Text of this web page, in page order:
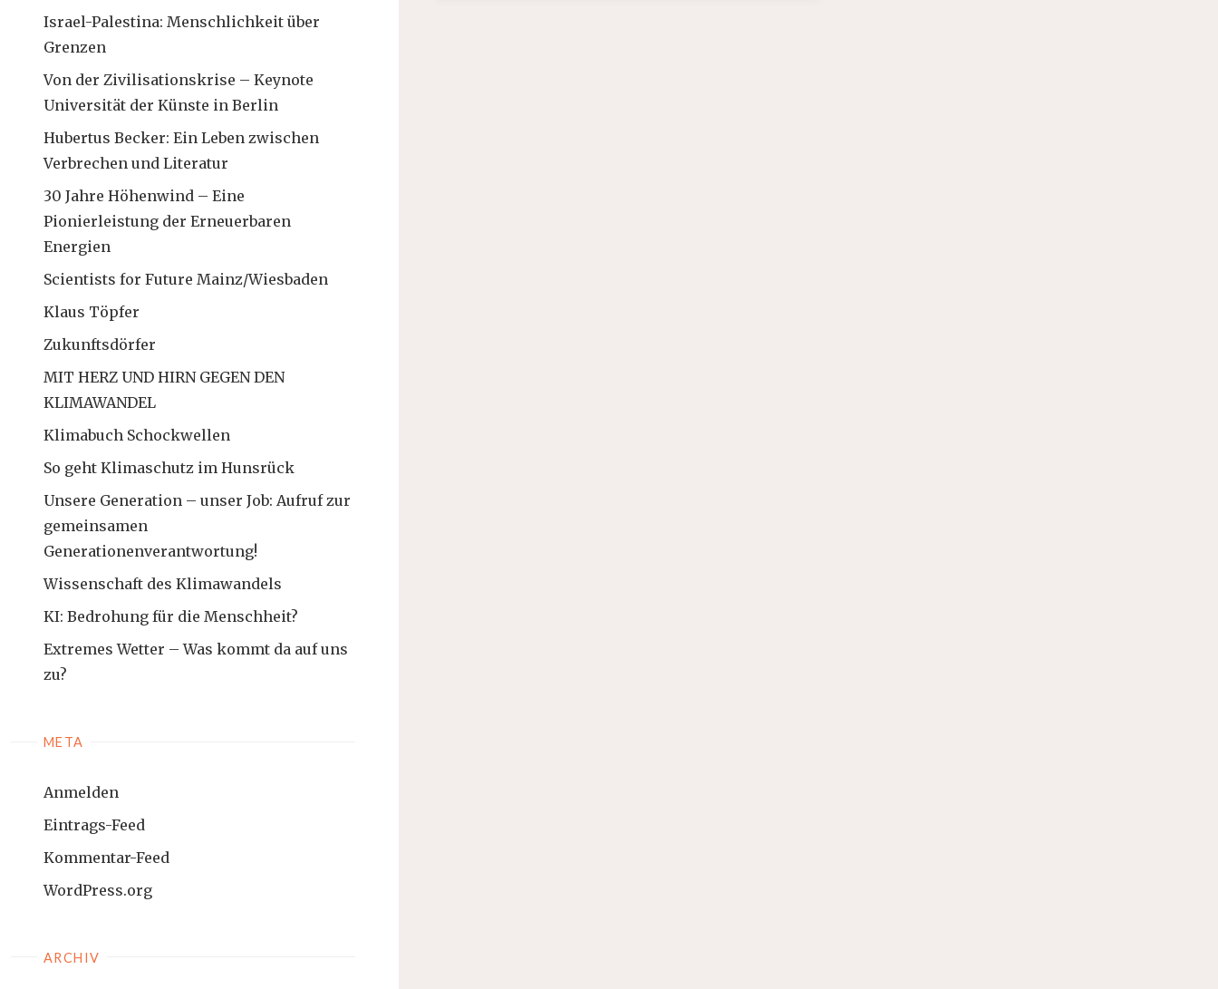
Israel-Palestina: Menschlichkeit über
Grenzen
Von der Zivilisationskrise – Keynote
Universität der Künste in Berlin
Hubertus Becker: Ein Leben zwischen
Verbrechen und Literatur
30 Jahre Höhenwind – Eine
Pionierleistung der Erneuerbaren
Energien
Scientists for Future Mainz/Wiesbaden
Klaus Töpfer
Zukunftsdörfer
MIT HERZ UND HIRN GEGEN DEN
KLIMAWANDEL
Klimabuch Schockwellen
So geht Klimaschutz im Hunsrück
Unsere Generation – unser Job: Aufruf zur
gemeinsamen
Generationenverantwortung!
Wissenschaft des Klimawandels
KI: Bedrohung für die Menschheit?
Extremes Wetter – Was kommt da auf uns
zu?
META
Anmelden
Eintrags-Feed
Kommentar-Feed
WordPress.org
ARCHIV